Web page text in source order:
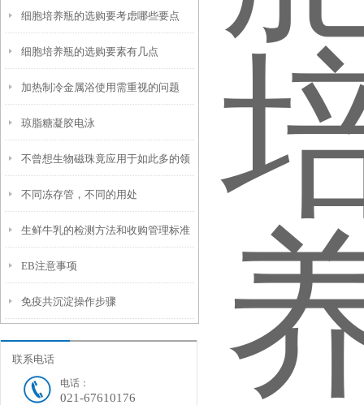
材
细胞培养瓶的选购要考虑哪些要点
细胞培养瓶的选购要素有几点
加热制冷金属浴使用需重视的问题
琼脂糖凝胶电泳
不曾想生物磁珠竟应用于如此多的领
域
不同冻存管，不同的用处
生鲜牛乳的检测方法和收购管理标准
EB注意事项
免疫共沉淀操作步骤
联系电话
电话：
021-67610176